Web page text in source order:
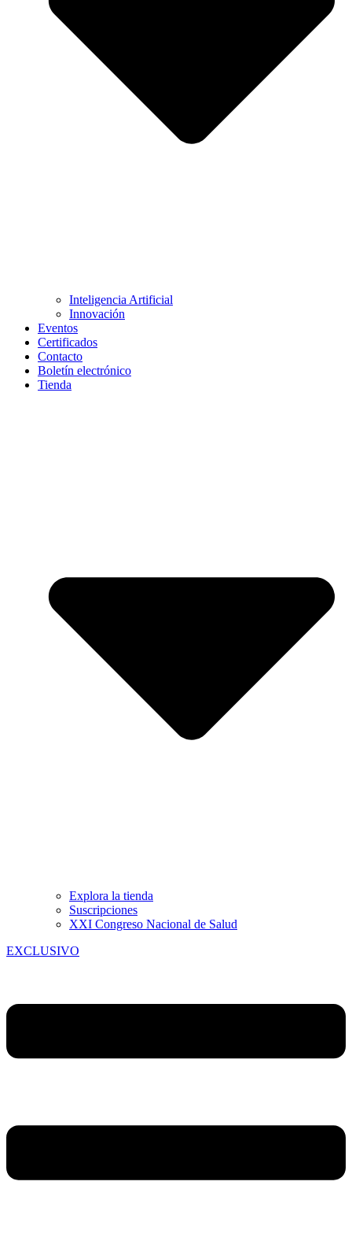
Inteligencia Artificial
Innovación
Eventos
Certificados
Contacto
Boletín electrónico
Tienda
Explora la tienda
Suscripciones
XXI Congreso Nacional de Salud
EXCLUSIVO